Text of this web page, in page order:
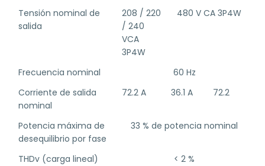
Tensión nominal de
salida
208 / 220
/ 240
VCA
3P4W
480 V CA 3P4W
Frecuencia nominal
60 Hz
Corriente de salida
nominal
72.2 A 36.1 A 72.2
Potencia máxima de
desequilibrio por fase
33 % de potencia nominal
THDv (carga lineal)
< 2 %